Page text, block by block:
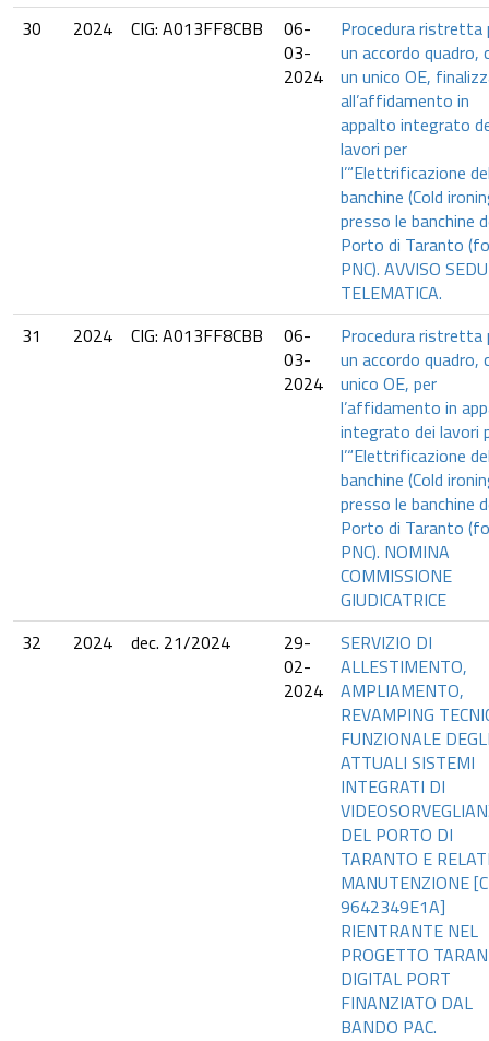
30
2024 CIG: A013FF8CBB
06-
03-
2024
Procedura ristretta
un accordo quadro,
un unico OE,
all’affidamento in
appalto integrato
lavori per
l’“Elettrificazione
banchine (Cold
presso le banchine
Porto di Taranto
PNC). AVVISO
TELEMATICA.
31
2024 CIG: A013FF8CBB
06-
03-
2024
Procedura ristretta
un accordo quadro,
unico OE, per
l’affidamento in
integrato dei lavori
l’“Elettrificazione
banchine (Cold
presso le banchine
Porto di Taranto
PNC). NOMINA
COMMISSIONE
GIUDICATRICE
32
2024 dec. 21/2024
29-
02-
2024
SERVIZIO DI
ALLESTIMENTO,
AMPLIAMENTO,
REVAMPING
FUNZIONALE
ATTUALI SISTEMI
INTEGRATI DI
DEL PORTO DI
TARANTO E
MANUTENZIONE
9642349E1A]
RIENTRANTE NEL
PROGETTO
DIGITAL PORT
FINANZIATO DAL
BANDO PAC.